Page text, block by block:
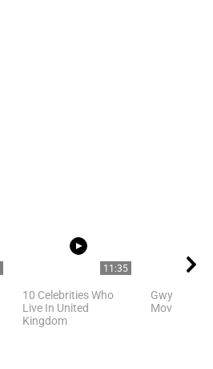
11:35
10 Celebrities Who
Live In United
Kingdom
Gwyneth
Movie